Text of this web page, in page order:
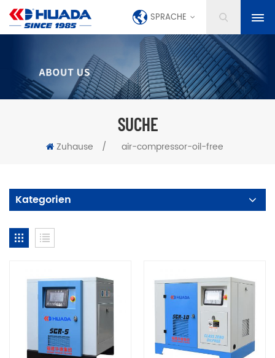
SPRACHE
SUCHE
Zuhause / air-compressor-oil-free
Kategorien